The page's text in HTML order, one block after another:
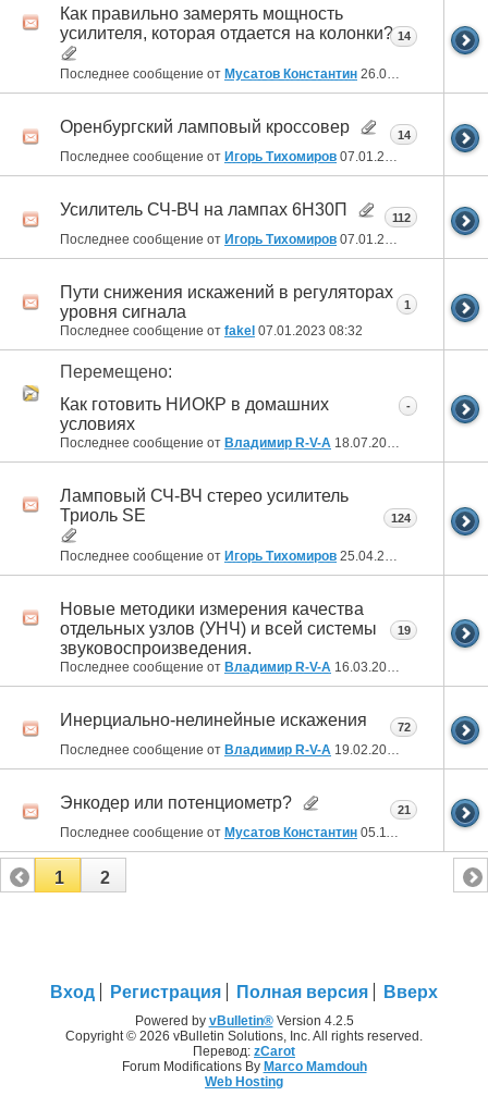
Как правильно замерять мощность
усилителя, которая отдается на колонки?
Последнее сообщение от Мусатов Константин 26.04.2023
14
Оренбургский ламповый кроссовер
Последнее сообщение от Игорь Тихомиров 07.01.2023
14
Усилитель СЧ-ВЧ на лампах 6Н30П
Последнее сообщение от Игорь Тихомиров 07.01.2023
112
Пути снижения искажений в регуляторах
уровня сигнала
Последнее сообщение от fakel 07.01.2023 08:32
1
Перемещено:
Как готовить НИОКР в домашних
условиях
Последнее сообщение от Владимир R-V-A 18.07.2022
-
Ламповый СЧ-ВЧ стерео усилитель
Триоль SE
Последнее сообщение от Игорь Тихомиров 25.04.2022
124
Новые методики измерения качества
отдельных узлов (УНЧ) и всей системы
звуковоспроизведения.
Последнее сообщение от Владимир R-V-A 16.03.2022
19
Инерциально-нелинейные искажения
Последнее сообщение от Владимир R-V-A 19.02.2022
72
Энкодер или потенциометр?
Последнее сообщение от Мусатов Константин 05.11.2021 22:44
21
1 2
Вход Регистрация Полная версия Вверх
Powered by vBulletin®Version 4.2.5
Copyright © 2026 vBulletin Solutions, Inc. All rights reserved.
Перевод: zCarot
Forum Modifications By Marco Mamdouh
Web Hosting